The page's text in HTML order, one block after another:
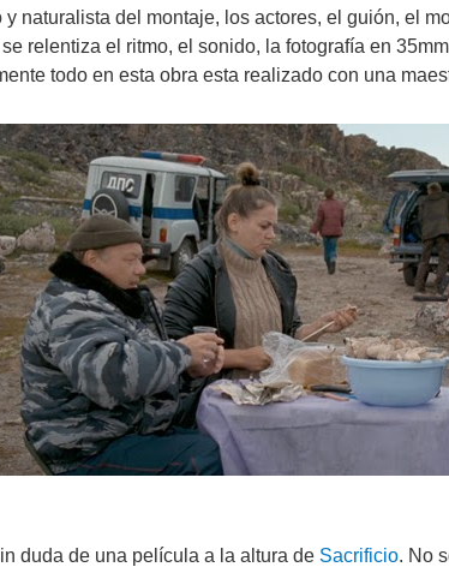
y naturalista del montaje, los actores, el guión, el
relentiza el ritmo, el sonido, la fotografía en
todo en esta obra esta realizado con una
duda de una película a la altura de Sacrificio. No